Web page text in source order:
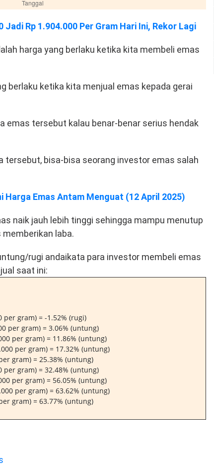
Jadi Rp 1.904.000 Per Gram Hari Ini, Rekor Lagi
harga yang berlaku ketika kita membeli emas
berlaku ketika kita menjual emas kepada gerai
emas tersebut kalau benar-benar serius hendak
tersebut, bisa-bisa seorang investor emas salah
Harga Emas Antam Menguat (12 April 2025)
naik jauh lebih tinggi sehingga mampu menutup
memberikan laba.
rugi andaikata para investor membeli emas
saat ini:
per gram) = -1.52% (rugi)
per gram) = 3.06% (untung)
per gram) = 11.86% (untung)
per gram) = 17.32% (untung)
gram) = 25.38% (untung)
per gram) = 32.48% (untung)
per gram) = 56.05% (untung)
per gram) = 63.62% (untung)
gram) = 63.77% (untung)